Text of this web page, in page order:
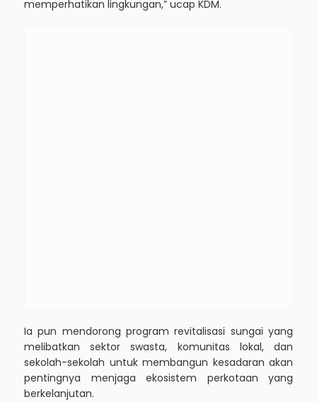
memperhatikan lingkungan,” ucap KDM.
Ia pun mendorong program revitalisasi sungai yang
melibatkan sektor swasta, komunitas lokal, dan
sekolah-sekolah untuk membangun kesadaran akan
pentingnya menjaga ekosistem perkotaan yang
berkelanjutan.